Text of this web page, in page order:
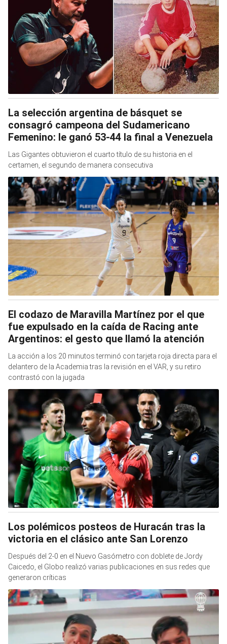
La selección argentina de básquet se
consagró campeona del Sudamericano
Femenino: le ganó 53-44 la final a Venezuela
Las Gigantes obtuvieron el cuarto título de su historia en el
certamen, el segundo de manera consecutiva
El codazo de Maravilla Martínez por el que
fue expulsado en la caída de Racing ante
Argentinos: el gesto que llamó la atención
La acción a los 20 minutos terminó con tarjeta roja directa para el
delantero de la Academia tras la revisión en el VAR, y su retiro
contrastó con la jugada
Los polémicos posteos de Huracán tras la
victoria en el clásico ante San Lorenzo
Después del 2-0 en el Nuevo Gasómetro con doblete de Jordy
Caicedo, el Globo realizó varias publicaciones en sus redes que
generaron críticas